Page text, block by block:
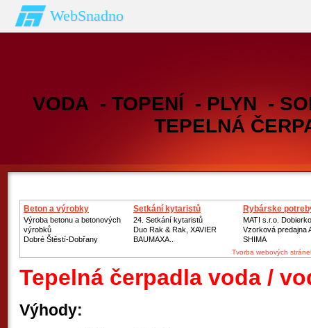
WebSnadno
VODA - TOPENÍ - PLYN -
TEPELNÁ
Beton a výrobky
Výroba betonu a betonových
výrobků
Dobré Štěstí-Dobřany
Setkání kytaristů
24. Setkání kytaristů
Duo Rak & Rak, XAVIER
BAUMAXA..
Rybárske
MATI s.r.o.
Vzorková predajna
SHIMA
Tvorba webových
Tepelná čerpadla voda /
Výhody: